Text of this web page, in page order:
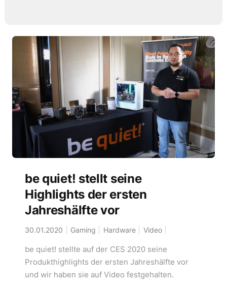
be quiet! stellt seine
Highlights der ersten
Jahreshälfte vor
30.01.2020 Gaming Hardware Video
be quiet! stellte auf der CES 2020 seine
Produkthighlights der ersten Jahreshälfte vor
und wir haben sie auf Video festgehalten.